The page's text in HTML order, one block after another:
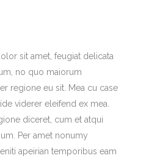
sit amet, feugiat delicata
no quo maiorum
regione eu sit. Mea cu case
viderer eleifend ex mea.
diceret, cum et atqui
Per amet nonumy
apeirian temporibus eam